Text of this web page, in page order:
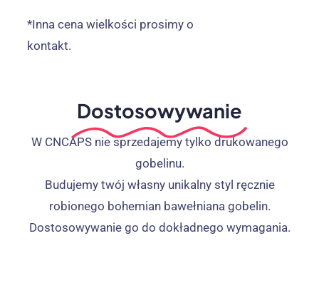
*Inna cena wielkości prosimy o
kontakt.
Dostosowywanie
W CNCAPS nie sprzedajemy tylko drukowanego
gobelinu.
Budujemy twój własny unikalny styl ręcznie
robionego bohemian bawełniana gobelin.
Dostosowywanie go do dokładnego wymagania.